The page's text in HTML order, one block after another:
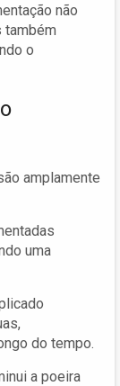
não
também
o
amplamente
uma
do tempo.
a poeira